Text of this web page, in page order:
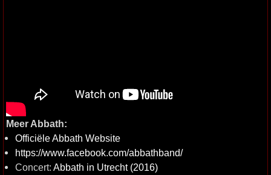
Meer Abbath:
Officiële Abbath Website
https://www.facebook.com/abbathband/
Concert: Abbath in Utrecht (2016)